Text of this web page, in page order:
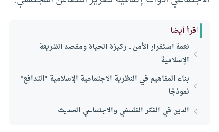
اقرأ أيضا
نعمة استقرار الأمن .. ركيزة الحياة ومقصد الشريعة
الإسلامية
بناء المفاهيم في النظرية الاجتماعية الإسلامية "التدافع"
نموذجًا
الدين في الفكر الفلسفي والاجتماعي الحديث